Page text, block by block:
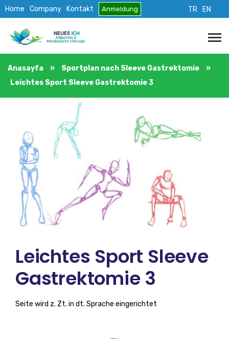
Home Company Kontakt Anmeldung TR EN
Anasayfa » Sportplan nach Sleeve Gastrektomie
»
Leichtes Sport Sleeve Gastrektomie 3
Leichtes Sport Sleeve
Gastrektomie 3
Seite wird z. Zt. in dt. Sprache eingerichtet